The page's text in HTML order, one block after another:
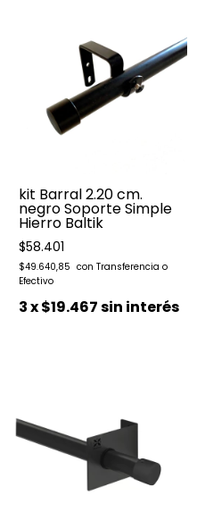
kit Barral 2.20 cm.
negro Soporte Simple
Hierro Baltik
$58.401
$49.640,85
3x$19.467sin interés